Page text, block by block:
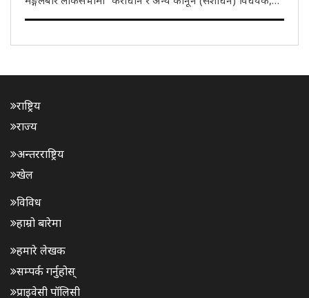
2026'' पेश गरिन्। लोकसभामा कराधान र अन्य कानून (संशोधन)
राष्ट्रिय
राज्य
अन्तरराष्ट्रिय
खेल
विविध
हाम्रो बारेमा
हमारे लेखक
सम्पर्क गर्नुहोस्
प्राइवेसी पॉलिसी